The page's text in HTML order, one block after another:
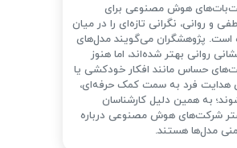
هوش مصنوعی برای
و روانی، نگرانی تازه‌ای را در میان
است. پژوهشگران می‌گویند مدل‌های
روانی بهتر شده‌اند، اما هنوز
حساس مانند افکار خودکشی یا
هدایت فرد به سمت کمک حرفه‌ای،
به همین دلیل کارشناسان
شرکت‌های هوش مصنوعی درباره
مدل‌ها هستند.